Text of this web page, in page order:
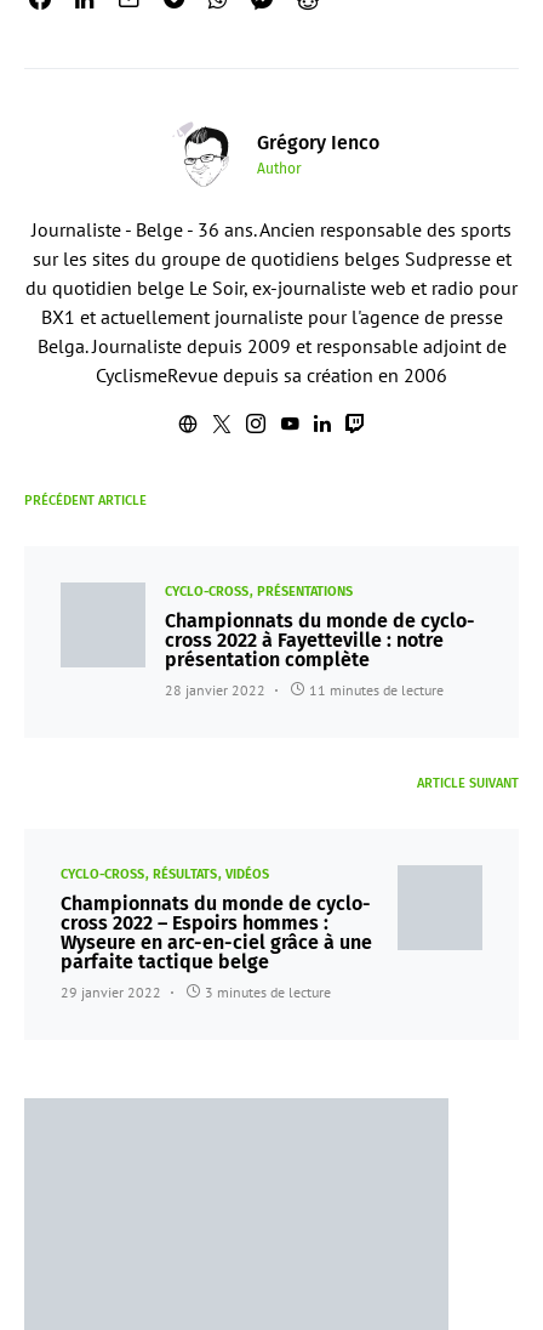
Grégory Ienco
Author
Journaliste - Belge - 36 ans. Ancien responsable des sports
sur les sites du groupe de quotidiens belges Sudpresse et
du quotidien belge Le Soir, ex-journaliste web et radio pour
BX1 et actuellement journaliste pour l'agence de presse
Belga. Journaliste depuis 2009 et responsable adjoint de
CyclismeRevue depuis sa création en 2006
PRÉCÉDENT ARTICLE
CYCLO-CROSS PRÉSENTATIONS
Championnats du monde de cyclo-
cross 2022 à Fayetteville : notre
présentation complète
28 janvier 2022 11 minutes de lecture
ARTICLE SUIVANT
CYCLO-CROSS RÉSULTATS VIDÉOS
Championnats du monde de cyclo-
cross 2022 – Espoirs hommes :
Wyseure en arc-en-ciel grâce à une
parfaite tactique belge
29 janvier 2022 3 minutes de lecture